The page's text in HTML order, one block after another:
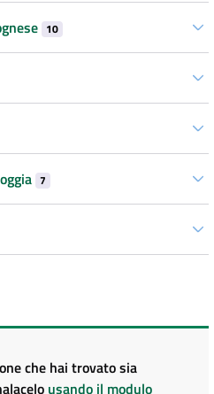
10
7
che hai trovato sia
usando il modulo